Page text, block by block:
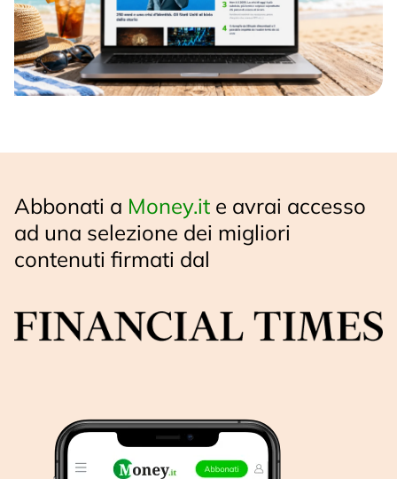
Abbonati a Money.it e avrai accesso
ad una selezione dei migliori
contenuti firmati dal